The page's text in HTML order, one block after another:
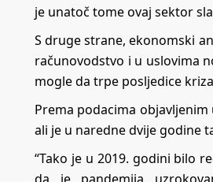
je unatoč tome ovaj sektor
S druge strane, ekonomski
računovodstvo i u uslovima
mogle da trpe posljedice
Prema podacima
ali je u naredne dvije godine
“Tako je u 2019. godini bilo